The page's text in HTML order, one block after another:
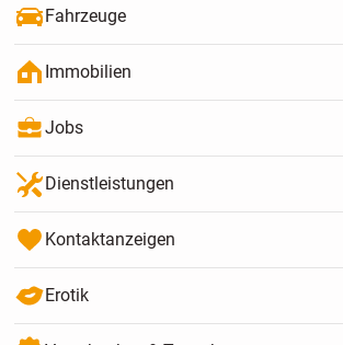
Fahrzeuge
Immobilien
Jobs
Dienstleistungen
Kontaktanzeigen
Erotik